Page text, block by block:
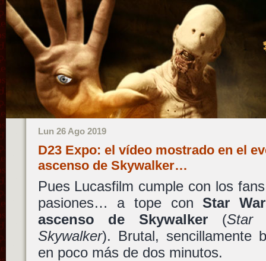
Lun 26 Ago 2019
D23 Expo: el vídeo mostrado en el
ascenso de Skywalker…
Pues Lucasfilm cumple con los
pasiones… a tope conStar
ascenso de Skywalker (Star
Skywalker). Brutal, sencillamente
en poco más de dos minutos.